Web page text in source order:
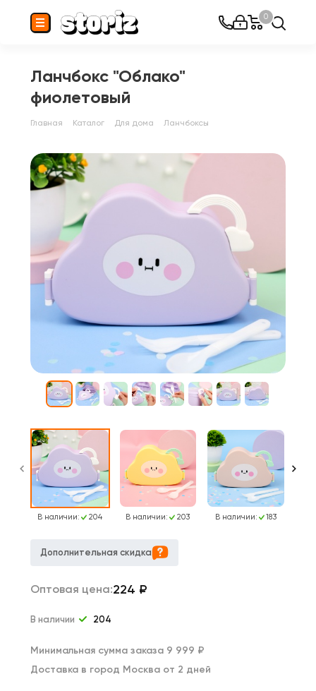
0
Ланчбокс "Облако"
фиолетовый
Главная Каталог Для дома Ланчбоксы
В наличии: 204 В наличии: 203 В наличии: 183
Дополнительная скидка
Оптовая цена:224 ₽
В наличии 204
Минимальная сумма заказа 9 999 ₽
Доставка в город Москва от 2 дней